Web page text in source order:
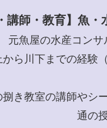
講師・教育】魚
元魚屋の水産コン
ら川下までの経験
き教室の講師やシ
通の